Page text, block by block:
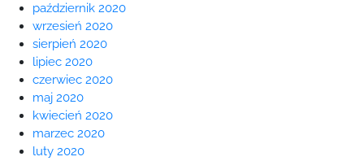
październik 2020
wrzesień 2020
sierpień 2020
lipiec 2020
czerwiec 2020
maj 2020
kwiecień 2020
marzec 2020
luty 2020